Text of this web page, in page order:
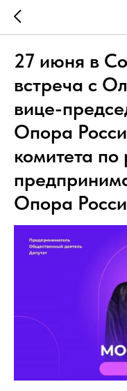
27 июня в
встреча с
вице-
Опора
комитета
Опора